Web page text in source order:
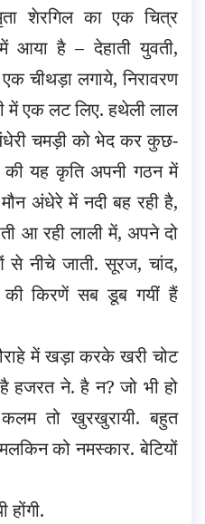
शेरगिल का एक चित्र
है – देहाती युवती,
चीथड़ा लगाये, निरावरण
में एक लट लिए. हथेली लाल
चमड़ी को भेद कर कुछ-
की यह कृति अपनी गठन में
अंधेरे में नदी बह रही है,
आ रही लाली में, अपने दो
से नीचे जाती. सूरज, चांद,
किरणें सब डूब गयीं हैं
में खड़ा करके खरी चोट
हजरत ने. है न? जो भी हो
तो खुरखुरायी. बहुत
को नमस्कार. बेटियों
होंगी.